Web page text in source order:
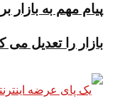
پیام مهم به
بازار را تعدیل می